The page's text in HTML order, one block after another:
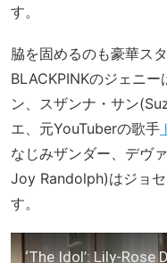
す。
脇を固めるのも豪華ス
BLACKPINKのジェニ
ン、スザンナ・サン
エ、元YouTuberの歌手
なじみザンダー、デヴ
Joy Randolph)はジョ
す。